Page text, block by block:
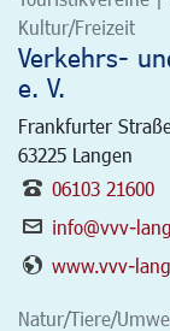
Kultur/Freizeit
Verkehrs-
e. V.
Frankfurter
63225 Langen
06103 21600
info@vvv-
www.vvv-
Natur/Tiere/